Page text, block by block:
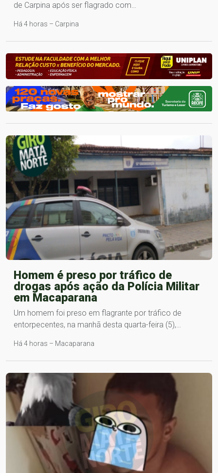
de Carpina após ser flagrado com…
Há 4 horas – Carpina
Homem é preso por tráfico de
drogas após ação da Polícia Militar
em Macaparana
Um homem foi preso em flagrante por tráfico de
entorpecentes, na manhã desta quarta-feira (5),…
Há 4 horas – Macaparana